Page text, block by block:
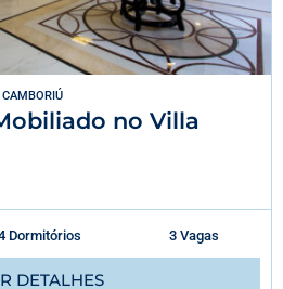
CAMBORIÚ
no Villa
Dormitórios 3 Vagas
DETALHES